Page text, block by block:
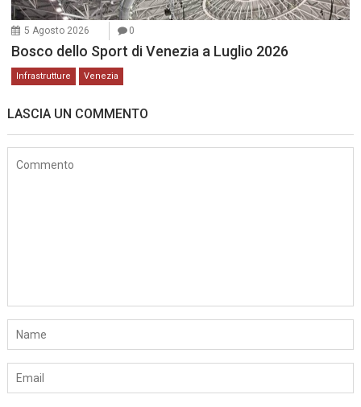
5 Agosto 2026 0
Bosco dello Sport di Venezia a Luglio 2026
Infrastrutture Venezia
LASCIA UN COMMENTO